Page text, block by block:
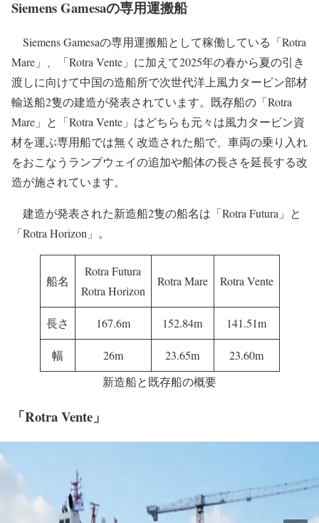
Siemens Gamesaの専用運搬船
Siemens Gamesaの専用運搬船として稼働している「Rotra
Mare」、「Rotra Vente」に加えて2025年の春から夏の引き
渡しに向けて中国の造船所で次世代洋上風力タービン部材
輸送船2隻の建造が発表されています。既存船の「Rotra
Mare」と「Rotra Vente」はどちらも元々は風力タービン資
材を運ぶ専用船では無く改造された船で、車両の乗り入れ
をおこなうランプウェイの追加や船体の長さを延長する改
造が施されています。
建造が発表された新造船2隻の船名は「Rotra Futura」と
「Rotra Horizon」。
船名
Rotra Futura
Rotra Horizon
Rotra Mare Rotra Vente
長さ 167.6m 152.84m 141.51m
幅 26m 23.65m
23.60m
新造船と既存船の概要
「Rotra Vente」